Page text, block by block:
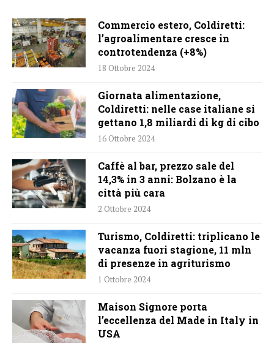
Commercio estero, Coldiretti:
l’agroalimentare cresce in
controtendenza (+8%)
18 Ottobre 2024
Giornata alimentazione,
Coldiretti: nelle case italiane si
gettano 1,8 miliardi di kg di cibo
16 Ottobre 2024
Caffè al bar, prezzo sale del
14,3% in 3 anni: Bolzano è la
città più cara
2 Ottobre 2024
Turismo, Coldiretti: triplicano le
vacanza fuori stagione, 11 mln
di presenze in agriturismo
1 Ottobre 2024
Maison Signore porta
l’eccellenza del Made in Italy in
USA